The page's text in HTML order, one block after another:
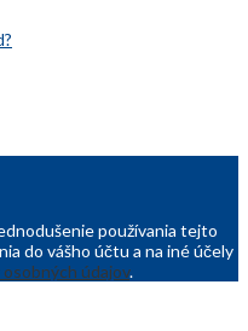
používania tejto
do vášho účtu a na iné účely
údajov.